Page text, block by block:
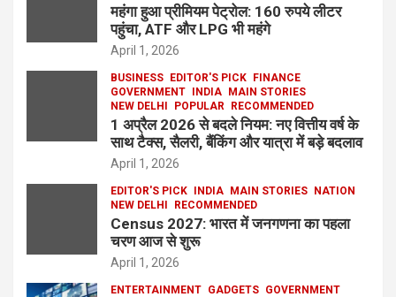
महंगा हुआ प्रीमियम पेट्रोल: 160 रुपये लीटर
पहुंचा, ATF और LPG भी महंगे
April 1, 2026
BUSINESS EDITOR'S PICK
FINANCE
GOVERNMENT
INDIA
MAIN STORIES
NEW DELHI
POPULAR RECOMMENDED
1 अप्रैल 2026 से बदले नियम: नए वित्तीय वर्ष के
साथ टैक्स, सैलरी, बैंकिंग और यात्रा में बड़े बदलाव
April 1, 2026
EDITOR'S PICK INDIA MAIN STORIES
NATION
NEW DELHI
RECOMMENDED
Census 2027: भारत में जनगणना का पहला
चरण आज से शुरू
April 1, 2026
ENTERTAINMENT GADGETS GOVERNMENT